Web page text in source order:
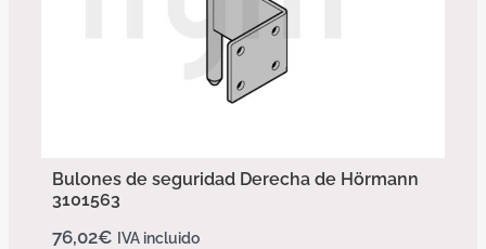
Bulones de seguridad Derecha de Hörmann
3101563
76,02€ IVA incluido